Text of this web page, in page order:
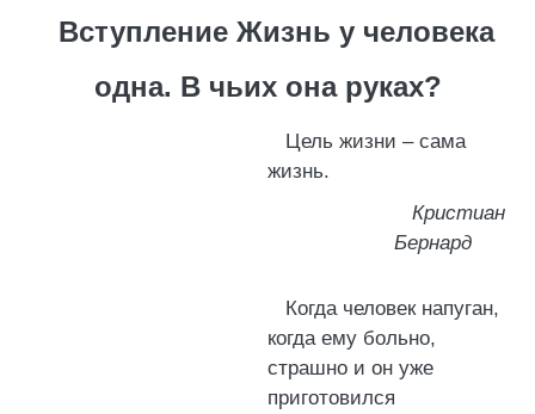
Вступление Жизнь у человека
одна. В чьих она руках?
Цель жизни – сама
жизнь.
Кристиан
Бернард
Когда человек напуган,
когда ему больно,
страшно и он уже
приготовился